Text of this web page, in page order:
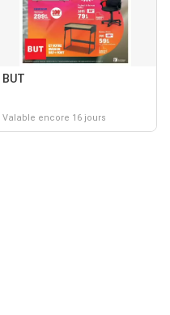
BUT
Valable encore 16 jours